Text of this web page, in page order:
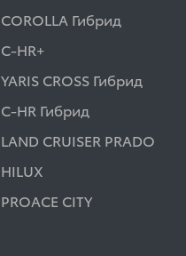
COROLLA Гибрид
C-HR+
YARIS CROSS Гибрид
C-HR Гибрид
LAND CRUISER PRADO
HILUX
PROACE CITY